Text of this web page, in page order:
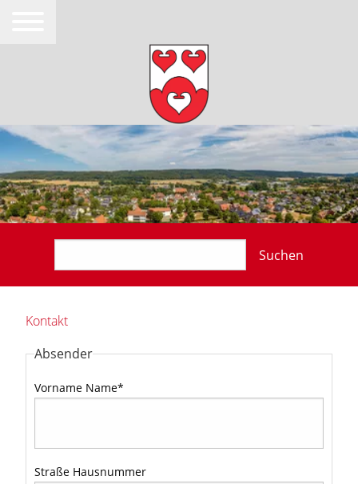
Suchen
Kontakt
Absender
Vorname Name*
Straße Hausnummer